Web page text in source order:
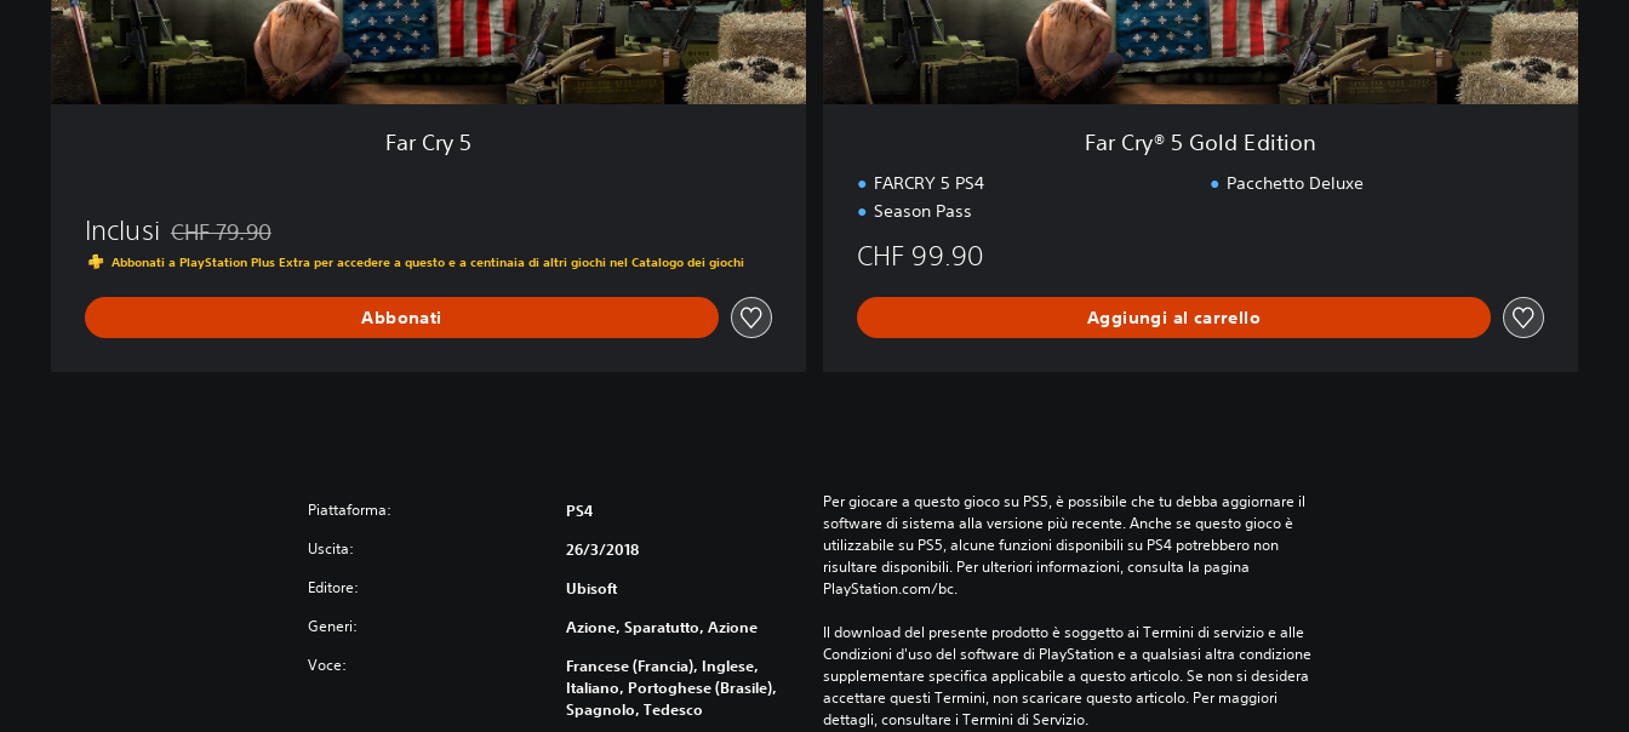
Far Cry 5
Inclusi Scontato dal prezzo originale di CHF 79.90
CHF 79.90
Abbonati a PlayStation Plus Extra per accedere a questo e a centinaia di altri giochi nel Catalogo dei giochi
Abbonati
d
i
Far Cry® 5 Gold Edition
FARCRY 5 PS4
Season Pass
Pacchetto Deluxe
CHF 99.90
Aggiungi al carrello
Piattaforma: PS4
Uscita: 26/3/2018
Editore: Ubisoft
Generi: Azione, Sparatutto, Azione
Voce:
Francese (Francia), Inglese,
Italiano, Portoghese (Brasile),
Spagnolo, Tedesco
Per giocare a questo gioco su PS5, è possibile che tu debba aggiornare il
software di sistema alla versione più recente. Anche se questo gioco è
utilizzabile su PS5, alcune funzioni disponibili su PS4 potrebbero non
risultare disponibili. Per ulteriori informazioni, consulta la pagina
PlayStation.com/bc.
Il download del presente prodotto è soggetto ai Termini di servizio e alle
Condizioni d'uso del software di PlayStation e a qualsiasi altra condizione
supplementare specifica applicabile a questo articolo. Se non si desidera
accettare questi Termini, non scaricare questo articolo. Per maggiori
dettagli, consultare i Termini di Servizio.